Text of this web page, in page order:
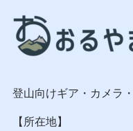
登山向けギア・カメラ
【所在地】